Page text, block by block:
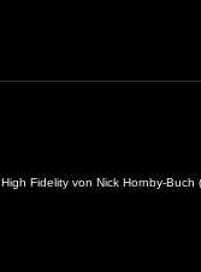
High Fidelity von Nick Hornby-Buch